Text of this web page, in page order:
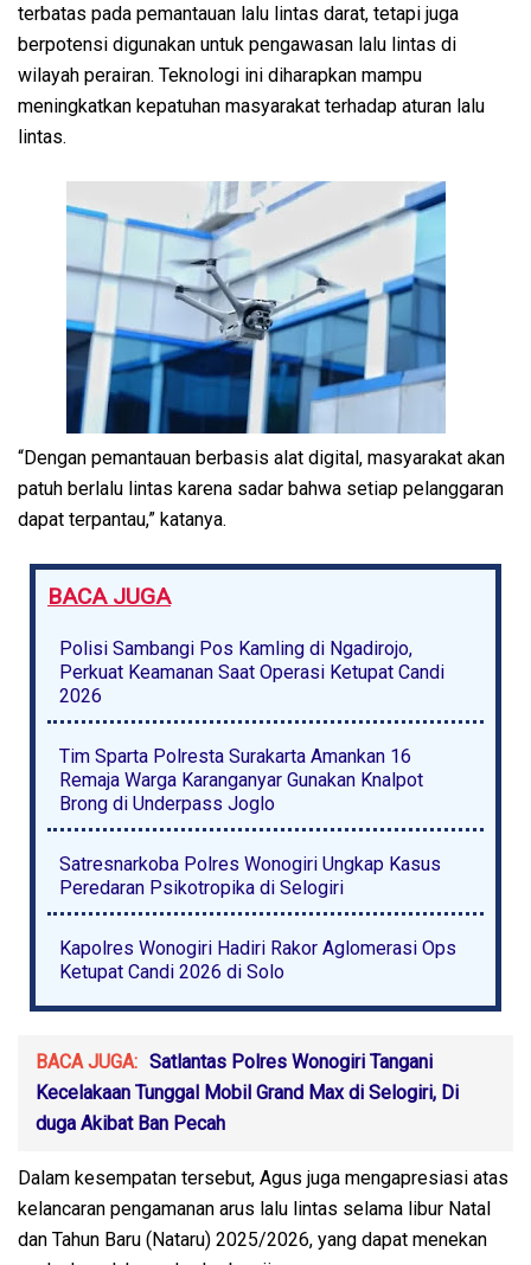
terbatas pada pemantauan lalu lintas darat, tetapi juga
berpotensi digunakan untuk pengawasan lalu lintas di
wilayah perairan. Teknologi ini diharapkan mampu
meningkatkan kepatuhan masyarakat terhadap aturan lalu
lintas.
“Dengan pemantauan berbasis alat digital, masyarakat akan
patuh berlalu lintas karena sadar bahwa setiap pelanggaran
dapat terpantau,” katanya.
BACA JUGA
Polisi Sambangi Pos Kamling di Ngadirojo,
Perkuat Keamanan Saat Operasi Ketupat Candi
2026
Tim Sparta Polresta Surakarta Amankan 16
Remaja Warga Karanganyar Gunakan Knalpot
Brong di Underpass Joglo
Satresnarkoba Polres Wonogiri Ungkap Kasus
Peredaran Psikotropika di Selogiri
Kapolres Wonogiri Hadiri Rakor Aglomerasi Ops
Ketupat Candi 2026 di Solo
BACA JUGA: Satlantas Polres Wonogiri Tangani
Kecelakaan Tunggal Mobil Grand Max di Selogiri, Di
duga Akibat Ban Pecah
Dalam kesempatan tersebut, Agus juga mengapresiasi atas
kelancaran pengamanan arus lalu lintas selama libur Natal
dan Tahun Baru (Nataru) 2025/2026, yang dapat menekan